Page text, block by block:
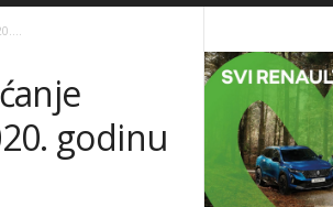
godinu